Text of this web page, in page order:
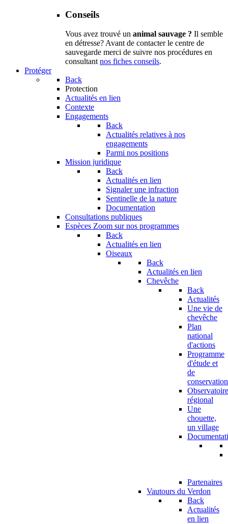
Conseils
Vous avez trouvé un animal sauvage ? Il semble
en détresse? Avant de contacter le centre de
sauvegarde merci de suivre nos procédures en
consultantnos fiches conseils.
Protéger
Back
Protection
Actualités en lien
Contexte
Engagements
Back
Actualités relatives à nos
engagements
Parmi nos positions
Mission juridique
Back
Actualités en lien
Signaler une infraction
Sentinelle de la nature
Documentation
Consultations publiques
Espèces Zoom sur nos programmes
Back
Actualités en lien
Oiseaux
Back
Actualités en lien
Chevêche
Back
Actualités
Une vie de
chevêche
Plan
national
d'actions
Programme
d'étude et
de
conservation
Observatoire
régional
Une
chouette,
un village
Partenaires
Vautours du Verdon
Back
Actualités
en lien